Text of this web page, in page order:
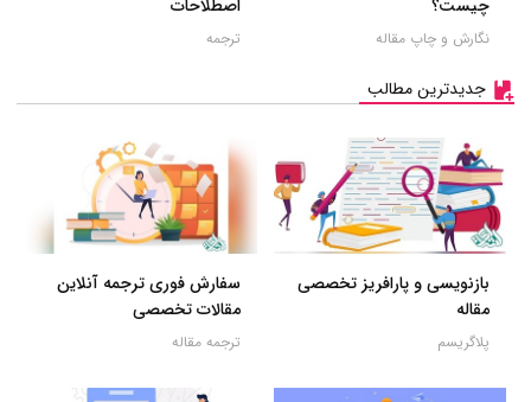
چیست؟
نگارش و چاپ مقاله
اصطلاحات
ترجمه
جدیدترین مطالب
بازنویسی و پارافریز تخصصی
مقاله
پلاگریسم
سفارش فوری ترجمه آنلاین
مقالات تخصصی
ترجمه مقاله